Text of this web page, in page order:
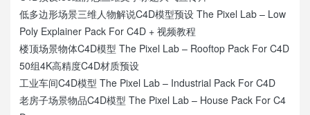
低多边形场景三维人物解说C4D模型预设 The Pixel Lab – Low
Poly Explainer Pack For C4D + 视频教程
楼顶场景物体C4D模型 The Pixel Lab – Rooftop Pack For C4D
50组4K高精度C4D材质预设
工业车间C4D模型 The Pixel Lab – Industrial Pack For C4D
老房子场景物品C4D模型 The Pixel Lab – House Pack For C4